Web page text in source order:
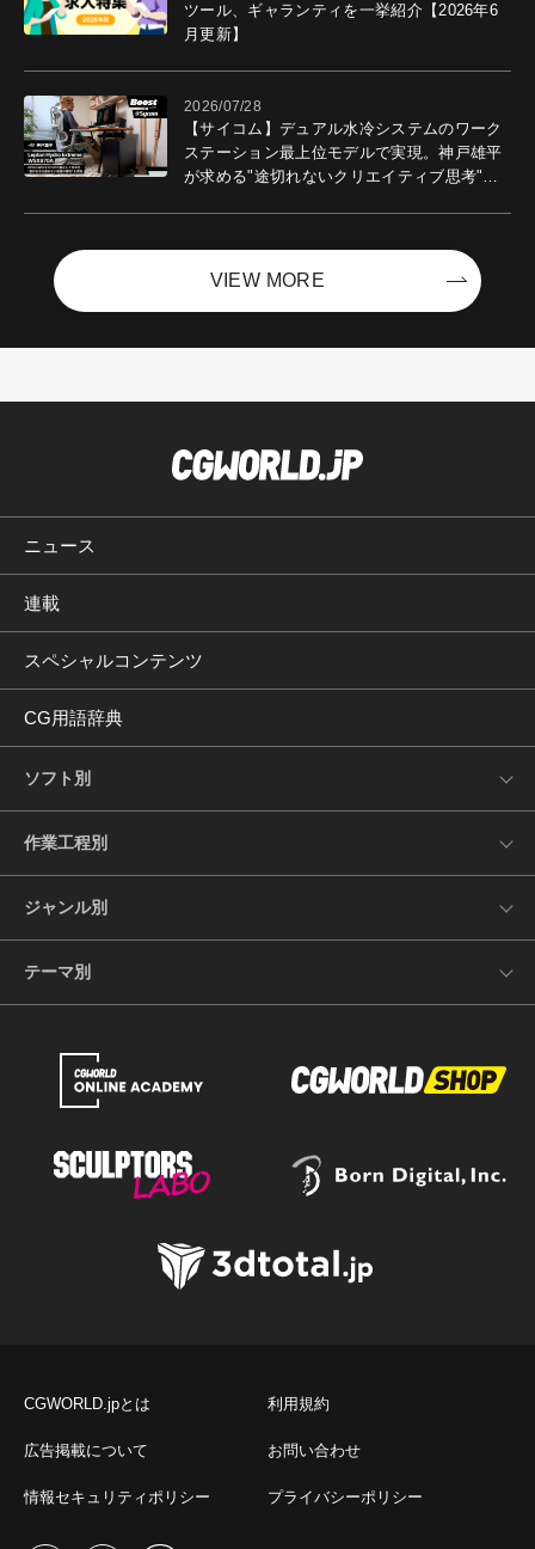
ツール、ギャランティを一挙紹介【2026年6
月更新】
2026/07/28
【サイコム】デュアル水冷システムのワーク
ステーション最上位モデルで実現。神戸雄平
が求める"途切れないクリエイティブ思考"｜
VIEW MORE
ニュース
連載
スペシャルコンテンツ
CG用語辞典
ソフト別
作業工程別
ジャンル別
テーマ別
CGWORLD.jpとは 利用規約
広告掲載について お問い合わせ
情報セキュリティポリシー プライバシーポリシー